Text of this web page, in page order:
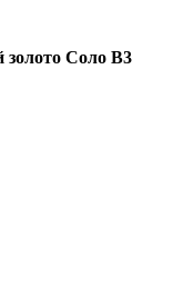
золото Соло В3